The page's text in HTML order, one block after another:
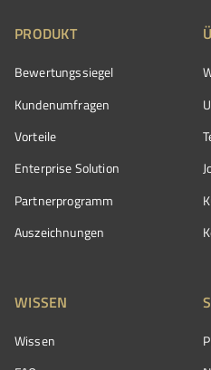
PRODUKT
Bewertungssiegel
Kundenumfragen
Vorteile
Enterprise Solution
Partnerprogramm
Auszeichnungen
WISSEN
Wissen